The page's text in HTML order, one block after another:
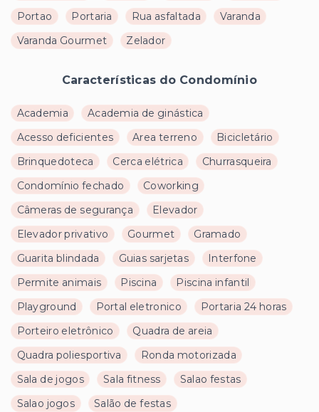
Portao
Portaria Rua asfaltada
Varanda
Varanda Gourmet
Zelador
Características do Condomínio
Academia
Academia de ginástica
Acesso deficientes
Area terreno
Bicicletário
Brinquedoteca
Cerca elétrica
Churrasqueira
Condomínio fechado
Coworking
Câmeras de segurança
Elevador
Elevador privativo
Gourmet
Gramado
Guarita blindada
Guias sarjetas
Interfone
Permite animais
Piscina
Piscina infantil
Playground
Portal eletronico
Portaria 24 horas
Porteiro eletrônico
Quadra de areia
Quadra poliesportiva
Ronda motorizada
Sala de jogos
Sala fitness
Salao festas
Salao jogos
Salão de festas